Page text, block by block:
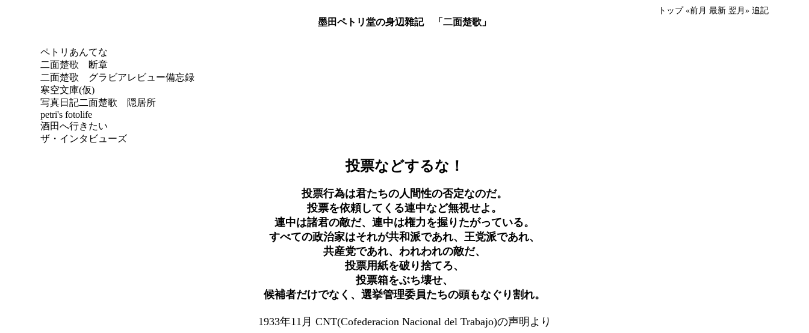
トップ «前月 最新 翌月» 追記
墨田ペトリ堂の身辺雜記 「二面楚歌」
ペトリあんてな
二面楚歌 断章
二面楚歌 グラビアレビュー備忘録
寒空文庫(仮)
写真日記二面楚歌 隠居所
petri's fotolife
酒田へ行きたい
ザ・インタビューズ
投票などするな！
投票行為は君たちの人間性の否定なのだ。
投票を依頼してくる連中など無視せよ。
連中は諸君の敵だ、連中は権力を握りたがっている。
すべての政治家はそれが共和派であれ、王党派であれ、
共産党であれ、われわれの敵だ、
投票用紙を破り捨てろ、
投票箱をぶち壊せ、
候補者だけでなく、選挙管理委員たちの頭もなぐり割れ。
1933年11月 CNT(Cofederacion Nacional del Trabajo)の声明より